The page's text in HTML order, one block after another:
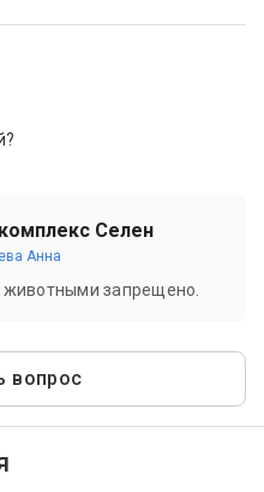
Селен
Анна
запрещено.
вопрос